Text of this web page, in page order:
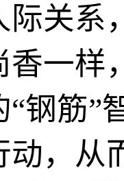
际关系
香一样
“钢筋”
动，从